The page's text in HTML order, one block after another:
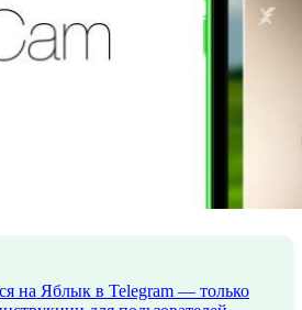
на Яблык в Telegram — только